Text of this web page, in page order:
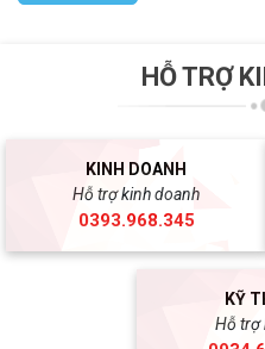
HỖ TRỢ
KINH DOANH
Hỗ trợ kinh doanh
0393.968.345
KỸ
Hỗ trợ